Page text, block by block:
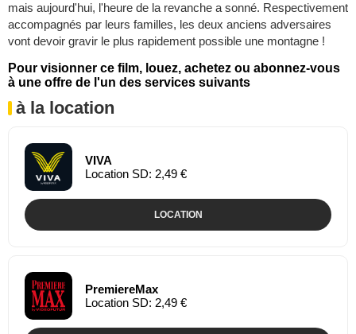
mais aujourd'hui, l'heure de la revanche a sonné. Respectivement
accompagnés par leurs familles, les deux anciens adversaires
vont devoir gravir le plus rapidement possible une montagne !
Pour visionner ce film, louez, achetez ou abonnez-vous
à une offre de l'un des services suivants
à la location
VIVA
Location SD: 2,49 €
LOCATION
PremiereMax
Location SD: 2,49 €